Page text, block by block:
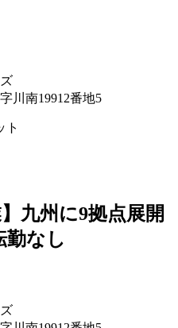
川南19912番地5
ト
九州に9拠点展開
勤なし